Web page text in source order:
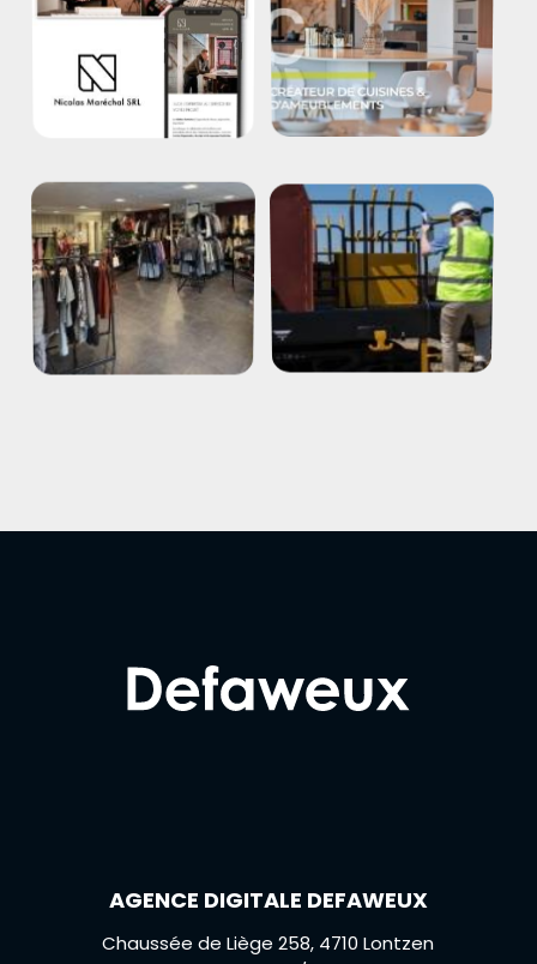
AGENCE DIGITALE DEFAWEUX
Chaussée de Liège 258, 4710 Lontzen